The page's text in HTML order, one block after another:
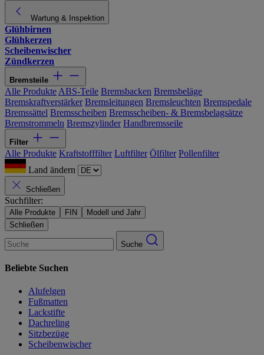
Wartung & Inspektion
Glühbirnen
Glühkerzen
Scheibenwischer
Zündkerzen
Bremsteile
Alle Produkte ABS-Teile Bremsbacken Bremsbeläge
Bremskraftverstärker Bremsleitungen Bremsleuchten Bremspedale
Bremssättel Bremsscheiben Bremsscheiben- & Bremsbelagsätze
Bremstrommeln Bremszylinder Handbremsseile
Filter
Alle Produkte Kraftstofffilter Luftfilter Ölfilter Pollenfilter
Land ändern
Schließen
Suchfilter:
Alle Produkte FIN
Modell und Jahr
Schließen
Suche
Beliebte Suchen
Alufelgen
Fußmatten
Lackstifte
Dachreling
Sitzbezüge
Scheibenwischer